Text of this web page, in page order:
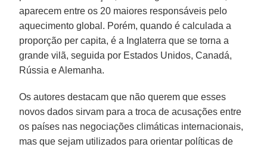
aparecem entre os 20 maiores responsáveis pelo
aquecimento global. Porém, quando é calculada a
proporção per capita, é a Inglaterra que se torna a
grande vilã, seguida por Estados Unidos, Canadá,
Rússia e Alemanha.
Os autores destacam que não querem que esses
novos dados sirvam para a troca de acusações entre
os países nas negociações climáticas internacionais,
mas que sejam utilizados para orientar políticas de